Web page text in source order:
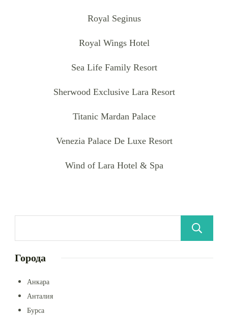
Royal Seginus
Royal Wings Hotel
Sea Life Family Resort
Sherwood Exclusive Lara Resort
Titanic Mardan Palace
Venezia Palace De Luxe Resort
Wind of Lara Hotel & Spa
Города
Анкара
Анталия
Бурса